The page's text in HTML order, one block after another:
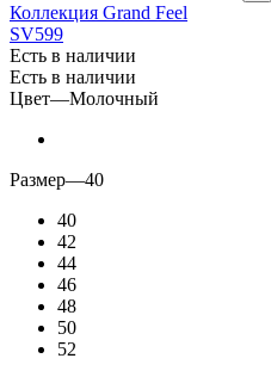
Коллекция Grand Feel
SV599
Есть в наличии
Есть в наличии
Цвет—Молочный
Размер—40
40
42
44
46
48
50
52